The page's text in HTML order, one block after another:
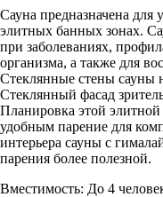
Сауна предназначена
элитных банных зонах.
при заболеваниях,
организма, а также для
Стеклянные стены сауны
Стеклянный фасад
Планировка этой элитной
удобным парение для
интерьера сауны с
парения более полезной.
Вместимость: До 4